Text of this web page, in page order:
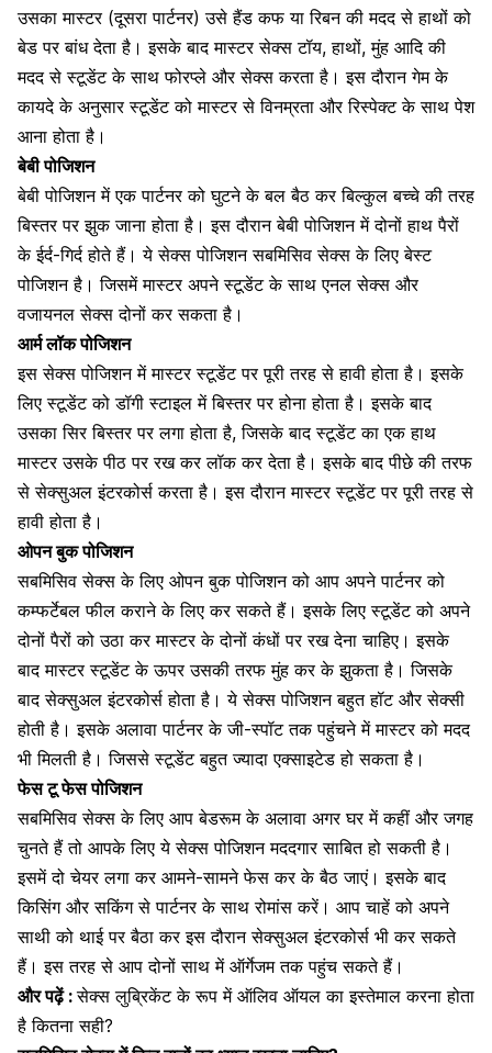
उसका मास्टर (दूसरा पार्टनर) उसे हैंड कफ या रिबन की मदद सेहाथों को
बेड पर बांध देता है। इसके बाद मास्टर सेक्स टॉय, हाथों, मुंह आदि की
मदद से स्टूडेंट के साथ फोरप्ले और सेक्स करता है। इस दौरान गेम के
कायदे के अनुसार स्टूडेंट को मास्टर से विनम्रता और रिस्पेक्ट के साथ पेश
आना होता है।
बेबी पोजिशन
बेबी पोजिशन में एक पार्टनर को घुटने के बल बैठ कर बिल्कुल बच्चे की तरह
बिस्तर पर झुक जाना होता है। इस दौरान बेबी पोजिशन में दोनों हाथ पैरों
के ईर्द-गिर्द होते हैं। ये सेक्स पोजिशन सबमिसिव सेक्स के लिए बेस्ट
पोजिशन है। जिसमें मास्टर अपने स्टूडेंट के साथएनल सेक्स और
वजायनल सेक्सदोनों कर सकता है।
आर्म लॉक पोजिशन
इस सेक्स पोजिशन में मास्टर स्टूडेंट पर पूरी तरह से हावी होता है। इसके
लिए स्टूडेंट को डॉगी स्टाइल में बिस्तर पर होना होता है। इसके बाद
उसका सिर बिस्तर पर लगा होता है, जिसके बाद स्टूडेंट का एक हाथ
मास्टर उसकेपीठ पर रख कर लॉक कर देता है । इसके बाद पीछे की तरफ
सेसेक्सुअल इंटरकोर्स करता है। इस दौरान मास्टर स्टूडेंट पर पूरी तरह से
हावी होता है।
ओपन बुक पोजिशन
सबमिसिव सेक्स के लिए ओपन बुक पोजिशन को आप अपने पार्टनर को
कम्फर्टेबल फील कराने के लिए कर सकते हैं। इसके लिए स्टूडेंट को अपने
दोनों पैरों को उठा कर मास्टर के दोनों कंधों पर रख देना चाहिए। इसके
बाद मास्टर स्टूडेंट के ऊपर उसकी तरफ मुंह कर के झुकता है। जिसके
बाद सेक्सुअल इंटरकोर्स होता है। ये सेक्स पोजिशन बहुत हॉट और सेक्सी
होती है। इसके अलावा पार्टनर के जी-स्पॉट तक पहुंचने में मास्टर को मदद
भी मिलती है। जिससे स्टूडेंट बहुत ज्यादा एक्साइटेड हो सकता है।
फेस टू फेस पोजिशन
सबमिसिव सेक्स के लिए आप बेडरूम के अलावा अगर घर में कहीं और जगह
चुनते हैं तो आपके लिए ये सेक्स पोजिशन मददगार साबित हो सकती है।
इसमें दो चेयर लगा कर आमने-सामने फेस कर के बैठ जाएं। इसके बाद
किसिंग और सकिंग से पार्टनर के साथ रोमांस करें। आप चाहें को अपने
साथी को थाई पर बैठा कर इस दौरान सेक्सुअल इंटरकोर्स भी कर सकते
हैं। इस तरह से आप दोनों साथ में ऑर्गेजम तक पहुंच सकते हैं।
और पढ़ें :सेक्स लुब्रिकेंट के रूप में ऑलिव ऑयल का इस्तेमाल करना होता
है कितना सही?